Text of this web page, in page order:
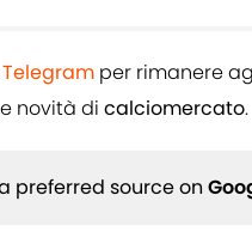
Telegram per rimanere
novità di calciomercato.
preferred source on